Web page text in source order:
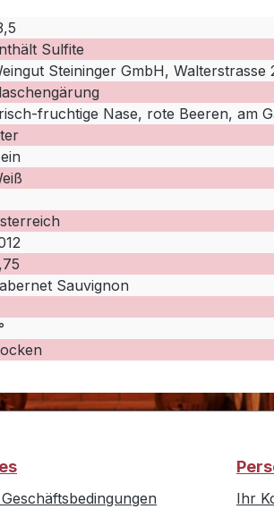
Sulfite
Steininger GmbH,
fruchtige Nase, rote Beeren, am
Sauvignon
Ihr